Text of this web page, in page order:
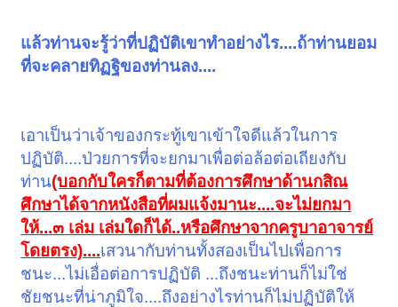
(One attains and abides in the cessation of Perception and Feeling.)
<TABLE class=ref width="100%"><TBODY><TR vAlign=top><TD
width="50%">D.III.262, 288;
แล้วท่านจะรู้ว่าที่ปฏิบัติเขาทำอย่างไร....ถ้าท่านยอม
ที่จะคลายทิฏฐิของท่านลง....
เอาเป็นว่าเจ้าของกระทู้เขาเข้าใจดีแล้วในการ
ปฏิบัติ....ป่วยการที่จะยกมาเพื่อต่อล้อต่อเถียงกับ
ท่าน(บอกกับใครก็ตามที่ต้องการศึกษาด้านกสิณ
ศึกษาได้จากหนังสือที่ผมแจ้งมานะ....จะไม่ยกมา
ให้...๓ เล่ม เล่มใดก็ได้..หรือศึกษาจากครูบาอาจารย์
โดยตรง)....เสวนากับท่านทั้งสองเป็นไปเพื่อการ
ชนะ...ไม่เอื่อต่อการปฏิบัติ ...ถึงชนะท่านก็ไม่ใช่
ชัยชนะที่น่าภูมิใจ....ถึงอย่างไรท่านก็ไม่ปฏิบัติให้